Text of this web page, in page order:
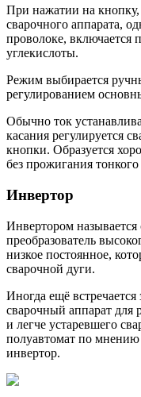
При нажатии на
сварочного аппарата,
проволоке, включается
углекислоты.
Режим выбирается
регулированием
Обычно ток
касания регулируется
кнопки. Образуется
без прожигания тонкого
Инвертор
Инвертором
преобразователь
низкое постоянное,
сварочной дуги.
Иногда ещё
сварочный аппарат для
и легче устаревшего
полуавтомат по мнению
инвертор.